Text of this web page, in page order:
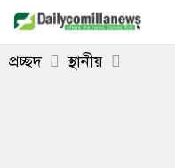
প্রচ্ছদ স্থানীয়